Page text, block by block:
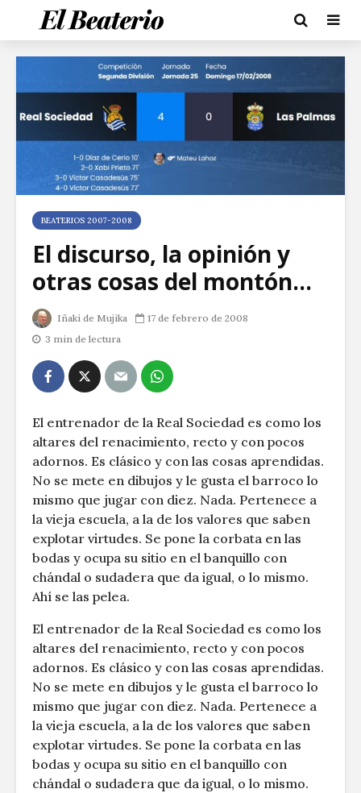
BEATERIOS 2007-2008
El discurso, la opinión y
otras cosas del montón…
Iñaki de Mujika
17 de febrero de 2008
3 min de lectura
El entrenador de la Real Sociedad es como los
altares del renacimiento, recto y con pocos
adornos. Es clásico y con las cosas aprendidas.
No se mete en dibujos y le gusta el barroco lo
mismo que jugar con diez. Nada. Pertenece a
la vieja escuela, a la de los valores que saben
explotar virtudes. Se pone la corbata en las
bodas y ocupa su sitio en el banquillo con
chándal o sudadera que da igual, o lo mismo.
Ahí se las pelea.
El entrenador de la Real Sociedad es como los
altares del renacimiento, recto y con pocos
adornos. Es clásico y con las cosas aprendidas.
No se mete en dibujos y le gusta el barroco lo
mismo que jugar con diez. Nada. Pertenece a
la vieja escuela, a la de los valores que saben
explotar virtudes. Se pone la corbata en las
bodas y ocupa su sitio en el banquillo con
chándal o sudadera que da igual, o lo mismo.